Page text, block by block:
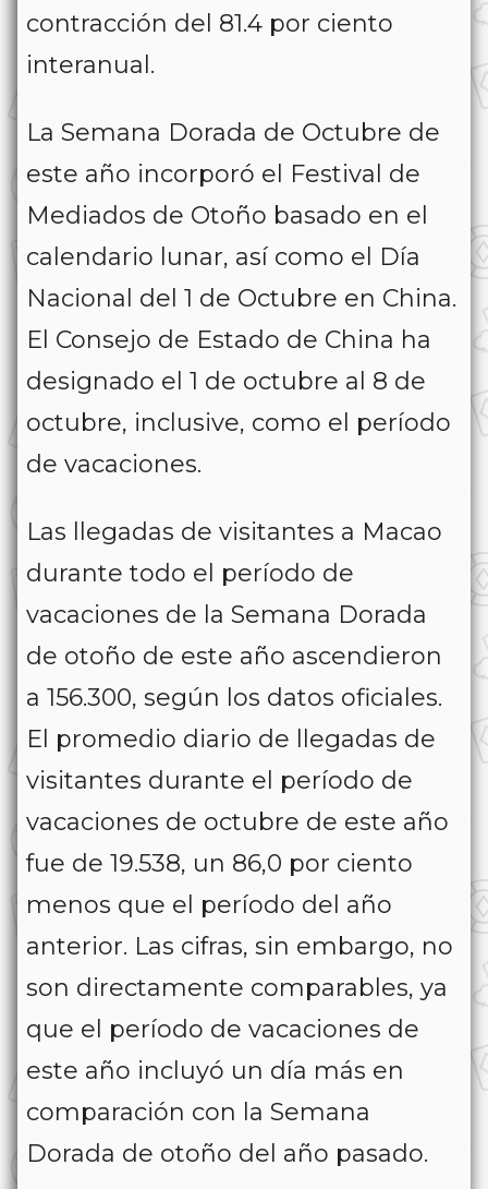
contracción del 81.4 por ciento
interanual.
La Semana Dorada de Octubre de
este año incorporó el Festival de
Mediados de Otoño basado en el
calendario lunar, así como el Día
Nacional del 1 de Octubre en China.
El Consejo de Estado de China ha
designado el 1 de octubre al 8 de
octubre, inclusive, como el período
de vacaciones.
Las llegadas de visitantes a Macao
durante todo el período de
vacaciones de la Semana Dorada
de otoño de este año ascendieron
a 156.300, según los datos oficiales.
El promedio diario de llegadas de
visitantes durante el período de
vacaciones de octubre de este año
fue de 19.538, un 86,0 por ciento
menos que el período del año
anterior. Las cifras, sin embargo, no
son directamente comparables, ya
que el período de vacaciones de
este año incluyó un día más en
comparación con la Semana
Dorada de otoño del año pasado.